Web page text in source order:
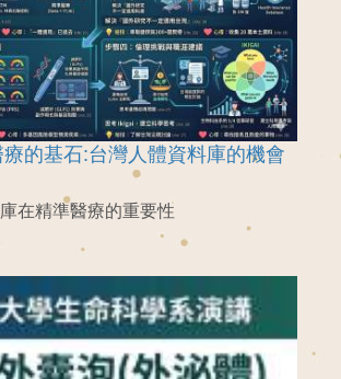
的基石:台灣人體資料庫的機會
在精準醫療的重要性